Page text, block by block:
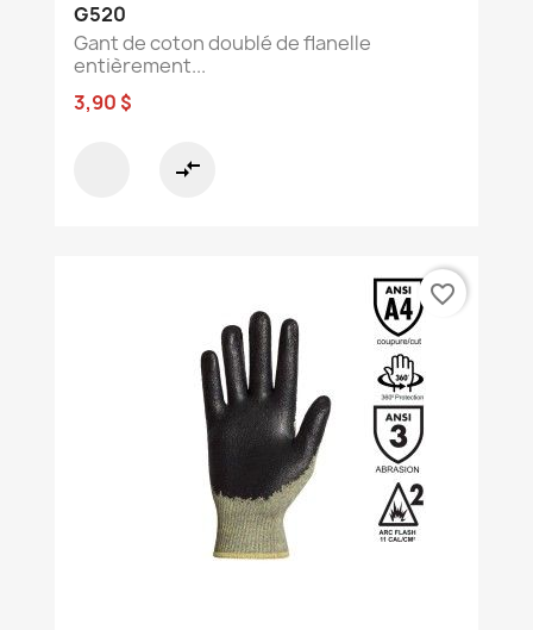
G520
Gant de coton doublé de flanelle
entièrement...
3,90 $
compare_arrows
favorite_border